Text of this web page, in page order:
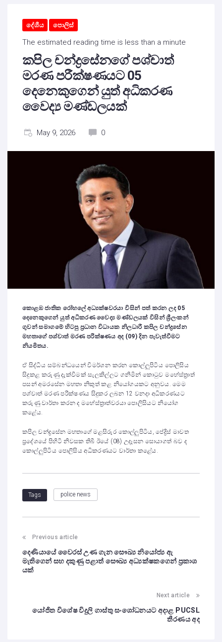
දේශීය පොලිස්
The estimated reading time is less than a minute
කපිල චන්ද්‍රසේනගේ පශ්චාත්
මරණ පරීක්ෂණයට 05
දෙනෙකුගෙන් යුත් අධිකරණ
වෛද්‍ය මණ්ඩලයක්
May 9, 2026 0
කොළඹ ජාතික රෝහලේ අධ්‍යක්ෂවරයා විසින් පත් කරන ලද 05
දෙනෙකුගෙන් යුත් අධිකරණ වෛද්‍ය මණ්ඩලයක් විසින් ශ්‍රීලංකන්
ගුවන් සමාගමේ හිටපු ප්‍රධාන විධායක නිලධාරී කපිල චන්ද්‍රසේන
මහතාගේ පශ්චාත් මරණ පරීක්ෂණය අද (09) දින පැවැත්වීමට
නියමිතය.
ඒ සිද්ධිය සම්බන්ධයෙන් විමර්ශන කරන කොල්ලුපිටිය පොලිසිය
සිදුකළ කරුණු දැක්වීමක් සැලකිල්ලට ගනිමින් කොටුව මහේස්ත්‍රාත්
පසන් අමරසේන මහතා නිකුත් කළ නියෝගයකට අනුවය. මෙම
පශ්චාත් මරණ පරීක්ෂණය සිදුකර ලබන 12 වනදා අධිකරණයට
කරුණු වාර්තා කරන ද මහේස්ත්‍රාත්වරයා පොලිසියට නියෝග
කළේය.
කපිල චන්ද්‍රසේන මහතාගේ මළසිරුර කොල්ලුපිටිය, පේද්‍රිස් මාවත
ප්‍රදේශයේ පිහිටි නිවසක තිබී ඊයේ (08) උදෑසන සොයාගත් බව ද
කොල්ලුපිටිය පොලිසිය අධිකරණයට වාර්තා කළේය.
Tags police news
Previous article
දෙණියායේ වෛරස් උණ ගැන සෞඛ්‍ය නියෝජ්‍ය ඇ
මැතිගෙන් සහ දකුණු පළාත් සෞඛ්‍ය අධ්‍යක්ෂකගෙන් ප්‍රකාශ
යක්
Next article
යෝජිත විශේෂ විදුලි ගාස්තු සංශෝධනයට අදාළ PUCSL
තීරණය අද